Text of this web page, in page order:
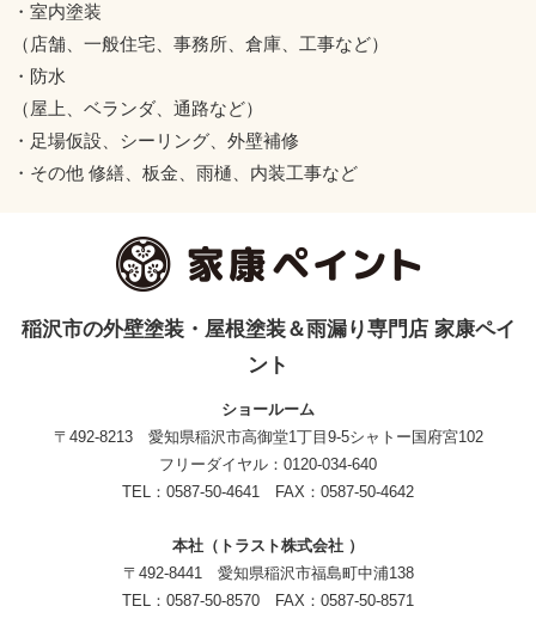
・室内塗装
（店舗、一般住宅、事務所、倉庫、工事など）
・防水
（屋上、ベランダ、通路など）
・足場仮設、シーリング、外壁補修
・その他 修繕、板金、雨樋、内装工事など
稲沢市の外壁塗装・屋根塗装＆雨漏り専門店 家康ペイ
ント
ショールーム
〒492-8213 愛知県稲沢市高御堂1丁目9-5シャトー国府宮102
フリーダイヤル：0120-034-640
TEL：0587-50-4641 FAX：0587-50-4642
本社（トラスト株式会社 ）
〒492-8441 愛知県稲沢市福島町中浦138
TEL：0587-50-8570 FAX：0587-50-8571